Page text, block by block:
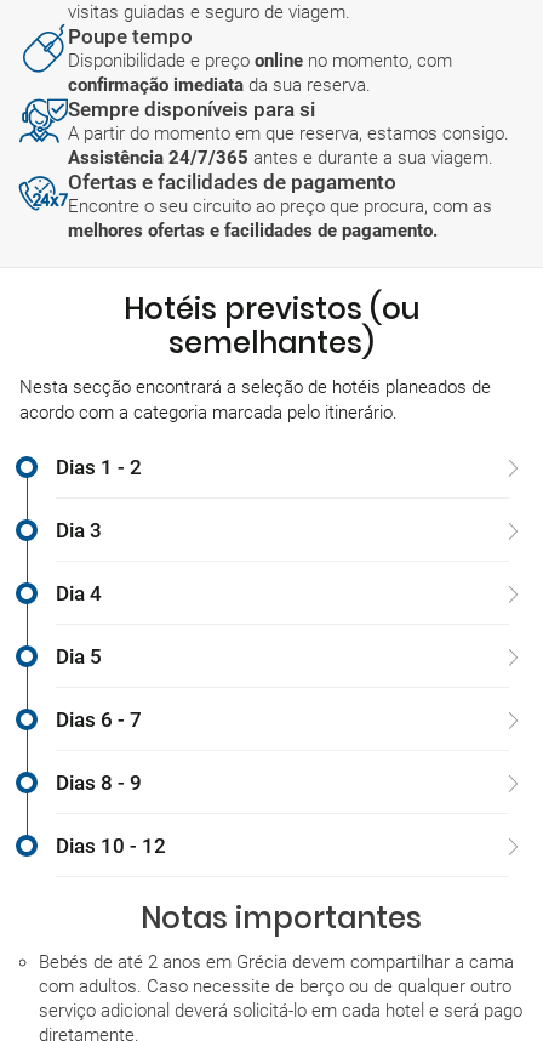
visitas guiadas e seguro de viagem.
Poupe tempo
Disponibilidade e preço online no momento, com
confirmação imediata da sua reserva.
Sempre disponíveis para si
A partir do momento em que reserva, estamos consigo.
Assistência 24/7/365 antes e durante a sua viagem.
Ofertas e facilidades de pagamento
Encontre o seu circuito ao preço que procura, com as
melhores ofertas e facilidades de pagamento.
Hotéis previstos (ou
semelhantes)
Nesta secção encontrará a seleção de hotéis planeados de
acordo com a categoria marcada pelo itinerário.
Dias 1 - 2
Dia 3
Dia 4
Dia 5
Dias 6 - 7
Dias 8 - 9
Dias 10 - 12
Notas importantes
Bebés de até 2 anos em Grécia devem compartilhar a cama
com adultos. Caso necessite de berço ou de qualquer outro
serviço adicional deverá solicitá-lo em cada hotel e será pago
diretamente.